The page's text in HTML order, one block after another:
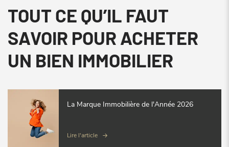
TOUT CE QU’IL FAUT
SAVOIR POUR ACHETER
UN BIEN IMMOBILIER
La Marque Immobilière de l'Année 2026
Lire l'article